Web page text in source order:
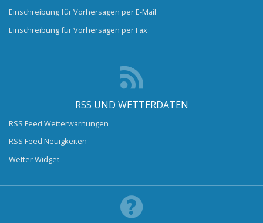
Einschreibung für Vorhersagen per E-Mail
Einschreibung für Vorhersagen per Fax
RSS UND WETTERDATEN
RSS Feed Wetterwarnungen
RSS Feed Neuigkeiten
Wetter Widget